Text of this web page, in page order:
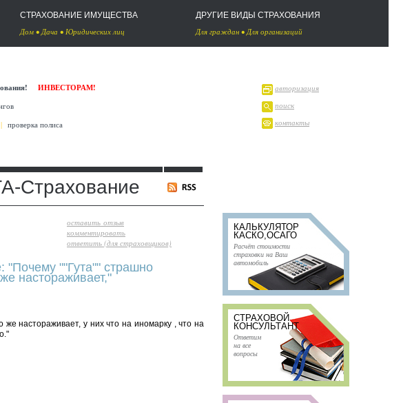
СТРАХОВАНИЕ ИМУЩЕСТВА
Дом •Дача • Юридических лиц
ДРУГИЕ ВИДЫ СТРАХОВАНИЯ
Для граждан •Для организаций
ИНВЕСТОРАМ!
| проверка полиса
авторизация
поиск
контакты
Страхование
оставить отзыв
комментировать
ответить (для страховщиков)
"Почему ""Гута"" страшно
настораживает,"
настораживает, у них что на иномарку , что на
КАЛЬКУЛЯТОР
КАСКО,ОСАГО
Расчёт стоимости
страховки на Ваш
автомобиль
СТРАХОВОЙ
КОНСУЛЬТАНТ
Ответим
на все
вопросы